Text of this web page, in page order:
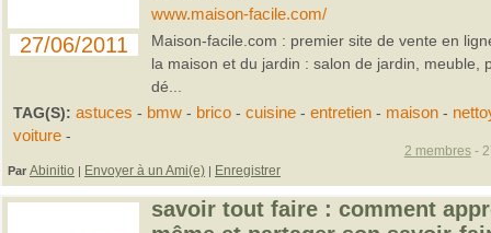
27/06/2011
www.maison-facile.com/
Maison-facile.com : premier site de vente en
la maison et du jardin : salon de jardin, meuble,
dé...
TAG(S): astuces - bmw - brico - cuisine - entretien - maison -
voiture -
Par Abinitio | Envoyer à un Ami(e) | Enregistrer
2 membres-
savoir tout faire : comment